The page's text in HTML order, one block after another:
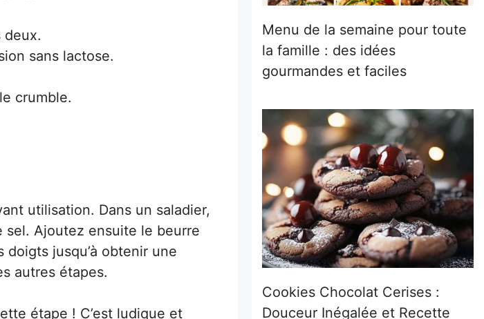
deux.
sans lactose.
crumble.
utilisation. Dans un saladier,
sel. Ajoutez ensuite le beurre
jusqu’à obtenir une
autres étapes.
étape ! C’est ludique et
Menu de la semaine pour toute
la famille : des idées
gourmandes et faciles
Cookies Chocolat Cerises :
Douceur Inégalée et Recette